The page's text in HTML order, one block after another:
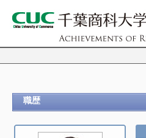
職歴